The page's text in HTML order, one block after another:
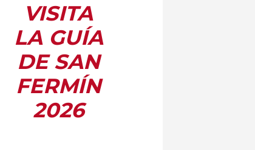
VISITA
LA GUÍA
DE SAN
FERMÍN
2026